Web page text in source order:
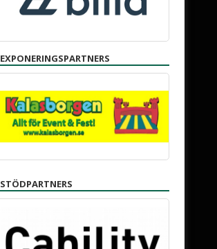
EXPONERINGSPARTNERS
STÖDPARTNERS